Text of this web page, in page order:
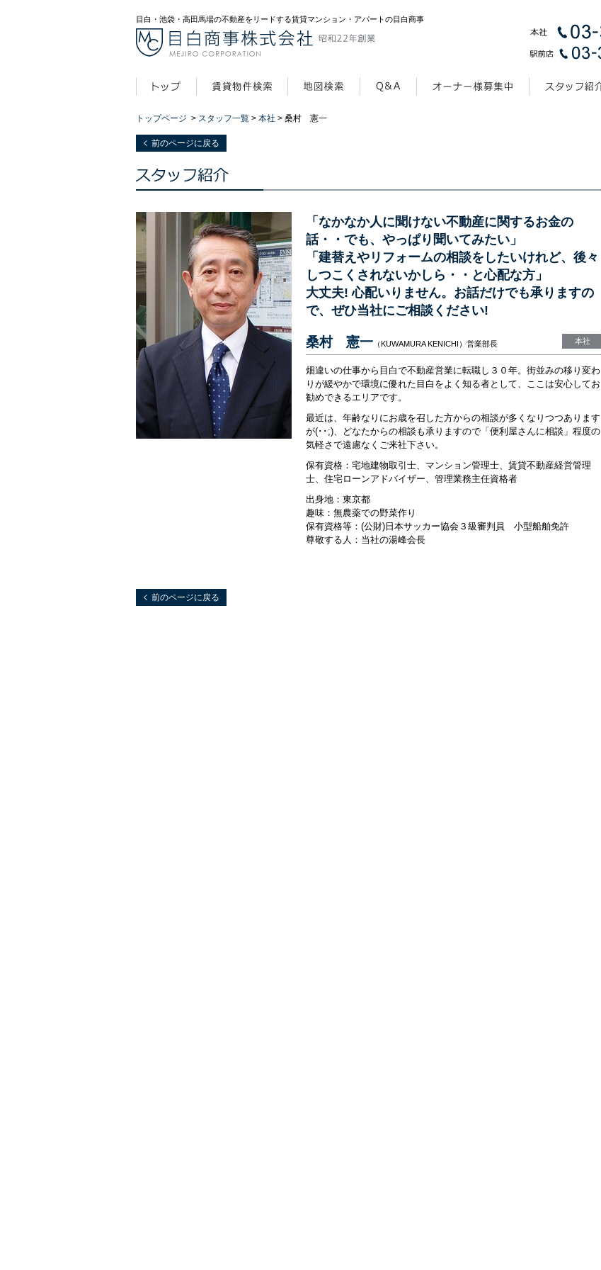
目白・池袋・高田馬場の不動産をリードする賃貸マンション・アパートの目白商事
トップページ > スタッフ一覧 > 本社 > 桑村 憲一
前のページに戻る
「なかなか人に聞けない不動産に関するお金の
話・・でも、やっぱり聞いてみたい」
「建替えやリフォームの相談をしたいけれど、後々
しつこくされないかしら・・と心配な方」
大丈夫! 心配いりません。お話だけでも承りますの
で、ぜひ当社にご相談ください!
桑村 憲一 （KUWAMURA KENICHI） 営業部長 本社
畑違いの仕事から目白で不動産営業に転職し３０年。街並みの移り変わ
りが緩やかで環境に優れた目白をよく知る者として、ここは安心してお
勧めできるエリアです。
最近は、年齢なりにお歳を召した方からの相談が多くなりつつあります
が(･･;)、どなたからの相談も承りますので「便利屋さんに相談」程度の
気軽さで遠慮なくご来社下さい。
保有資格：宅地建物取引士、マンション管理士、賃貸不動産経営管理
士、住宅ローンアドバイザー、管理業務主任資格者
出身地：東京都
趣味：無農薬での野菜作り
保有資格等：(公財)日本サッカー協会３級審判員 小型船舶免許
尊敬する人：当社の湯峰会長
前のページに戻る
営繕担当スタッフ(メジロホールディングス営繕事業部) 総務経理スタッフ